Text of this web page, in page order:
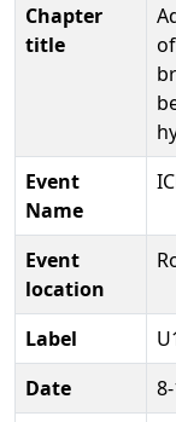
Chapter
title
Event
Name
Event
location
Label
Date